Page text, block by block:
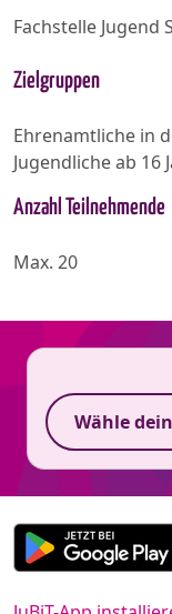
Fachstelle Jugend
Zielgruppen
Ehrenamtliche in
Jugendliche ab 16
Anzahl Teilnehmende
Max. 20
Wähle